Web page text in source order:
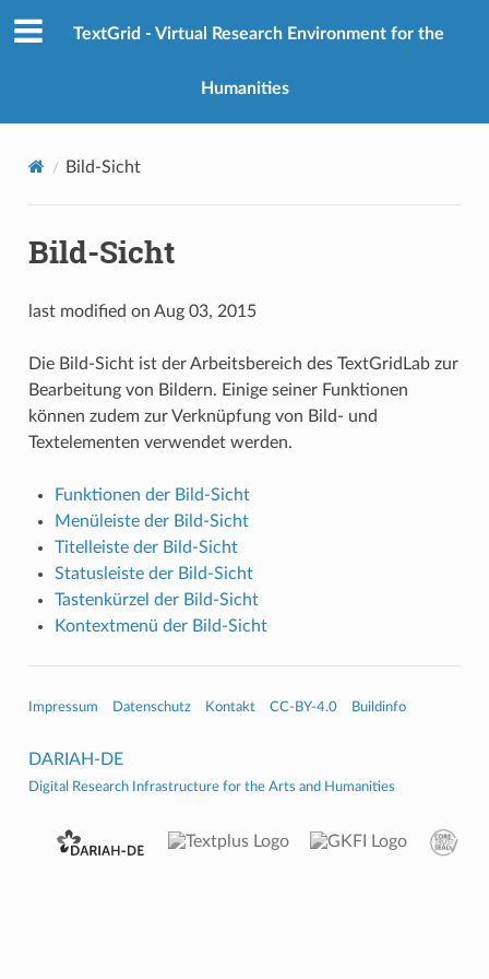
TextGrid - Virtual Research Environment for the
Humanities
Bild-Sicht
Bild-Sicht
last modified on Aug 03, 2015
Die Bild-Sicht ist der Arbeitsbereich des TextGridLab zur
Bearbeitung von Bildern. Einige seiner Funktionen
können zudem zur Verknüpfung von Bild- und
Textelementen verwendet werden.
Funktionen der Bild-Sicht
Menüleiste der Bild-Sicht
Titelleiste der Bild-Sicht
Statusleiste der Bild-Sicht
Tastenkürzel der Bild-Sicht
Kontextmenü der Bild-Sicht
Impressum Datenschutz Kontakt CC-BY-4.0 Buildinfo
DARIAH-DE
Digital Research Infrastructure for the Arts and Humanities